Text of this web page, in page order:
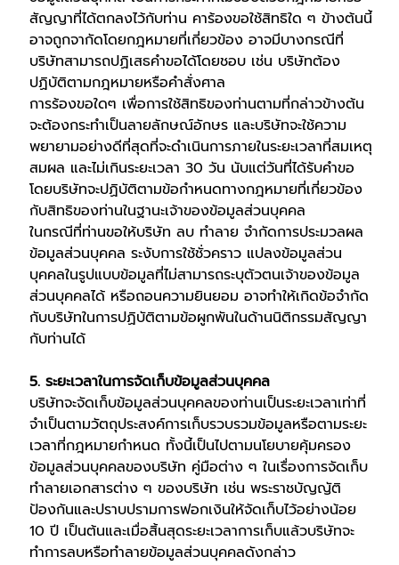
สัญญาที่ได้ตกลงไว้กับท่าน คาร้องขอใช้สิทธิใด ๆ ข้างต้นนี้
อาจถูกจากัดโดยกฎหมายที่เกี่ยวข้อง อาจมีบางกรณีที่
บริษัทสามารถปฏิเสธคำขอได้โดยชอบ เช่น บริษัทต้อง
ปฏิบัติตามกฎหมายหรือคำสั่งศาล
การร้องขอใดๆ เพื่อการใช้สิทธิของท่านตามที่กล่าวข้างต้น
จะต้องกระทำเป็นลายลักษณ์อักษร และบริษัทจะใช้ความ
พยายามอย่างดีที่สุดที่จะดำเนินการภายในระยะเวลาที่สมเหตุ
สมผล และไม่เกินระยะเวลา 30 วัน นับแต่วันที่ได้รับคำขอ
โดยบริษัทจะปฏิบัติตามข้อกำหนดทางกฎหมายที่เกี่ยวข้อง
กับสิทธิของท่านในฐานะเจ้าของข้อมูลส่วนบุคคล
ในกรณีที่ท่านขอให้บริษัท ลบ ทำลาย จำกัดการประมวลผล
ข้อมูลส่วนบุคคล ระงับการใช้ชั่วคราว แปลงข้อมูลส่วน
บุคคลในรูปแบบข้อมูลที่ไม่สามารถระบุตัวตนเจ้าของข้อมูล
ส่วนบุคคลได้ หรือถอนความยินยอม อาจทำให้เกิดข้อจำกัด
กับบริษัทในการปฏิบัติตามข้อผูกพันในด้านนิติกรรมสัญญา
กับท่านได้
5. ระยะเวลาในการจัดเก็บข้อมูลส่วนบุคคล
บริษัทจะจัดเก็บข้อมูลส่วนบุคคลของท่านเป็นระยะเวลาเท่าที่
จำเป็นตามวัตถุประสงค์การเก็บรวบรวมข้อมูลหรือตามระยะ
เวลาที่กฎหมายกำหนด ทั้งนี้เป็นไปตามนโยบายคุ้มครอง
ข้อมูลส่วนบุคคลของบริษัท คู่มือต่าง ๆ ในเรื่องการจัดเก็บ
ทำลายเอกสารต่าง ๆ ของบริษัท เช่น พระราชบัญญัติ
ป้องกันและปราบปรามการฟอกเงินให้จัดเก็บไว้อย่างน้อย
10 ปี เป็นต้นและเมื่อสิ้นสุดระยะเวลาการเก็บแล้วบริษัทจะ
ทำการลบหรือทำลายข้อมูลส่วนบุคคลดังกล่าว